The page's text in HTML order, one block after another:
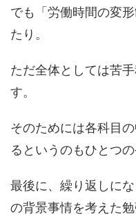
でも「労働時間の変
たり。
ただ全体としては苦
す。
そのためには各科目
るというのもひとつ
最後に、繰り返しに
の背景事情を考えた勉